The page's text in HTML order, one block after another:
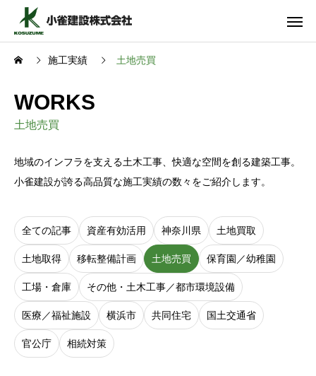
施工実績 土地売買
WORKS
土地売買
地域のインフラを支える土木工事、快適な空間を創る建築工事。
小雀建設が誇る高品質な施工実績の数々をご紹介します。
全ての記事 資産有効活用 神奈川県 土地買取
土地取得 移転整備計画 土地売買 保育園／幼稚園
工場・倉庫 その他・土木工事／都市環境設備
医療／福祉施設 横浜市 共同住宅 国土交通省
官公庁 相続対策